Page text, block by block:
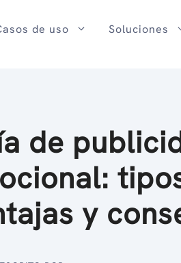
de uso Soluciones
de
y